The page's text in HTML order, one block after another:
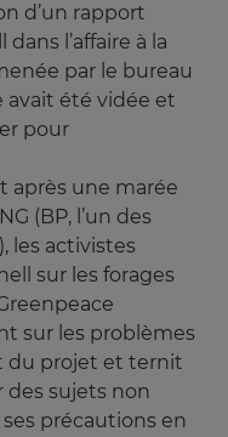
d’un rapport
l’affaire à la
par le bureau
avait été vidée et
pour
après une marée
(BP, l’un des
les activistes
sur les forages
sur les problèmes
du projet et ternit
des sujets non
précautions en